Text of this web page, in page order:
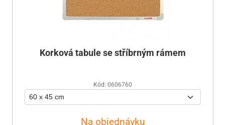
Korková tabule se stříbrným rámem
Kód: 0606760
Na objednávku